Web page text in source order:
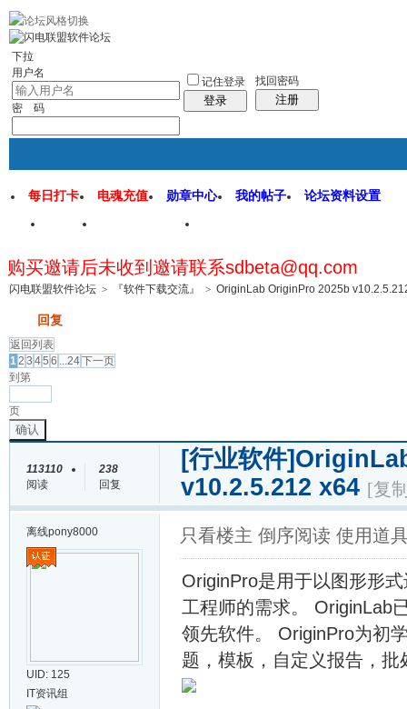
下拉
用户名
密 码
记住登录
登录
找回密码
注册
首页 闪电联盟论坛
每日打卡 电魂充值 勋章中心 我的帖子 论坛资料设置
购买邀请后未收到邀请联系sdbeta@qq.com
闪电联盟软件论坛 > 『软件下载交流』 > OriginLab OriginPro 2025b
回复
返回列表
12 3 45 6 ...24下一页
到第
页
确认
113110
阅读
238
回复
[行业软件]
v10.2.5.212 x64 [复
离线pony8000
UID: 125
IT资讯组
只看楼主 倒序阅读 使用道
OriginPro是用于以图形形
工程师的需求。 OriginLab
领先软件。 OriginPro为初
题，模板，自定义报告，